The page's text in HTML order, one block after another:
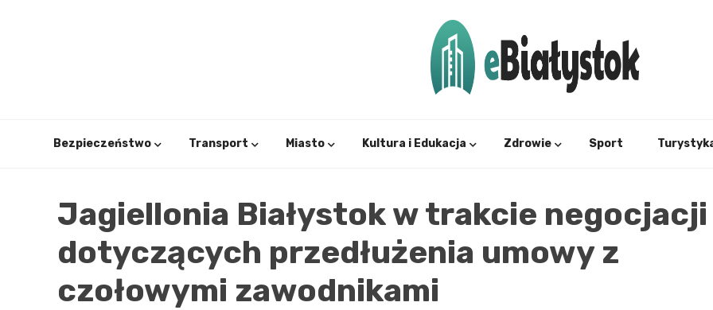
Bezpieczeństwo Transport Miasto Kultura i Edukacja Zdrowie Sport
Jagiellonia Białystok w trakcie negocjacji
dotyczących przedłużenia umowy z
czołowymi zawodnikami